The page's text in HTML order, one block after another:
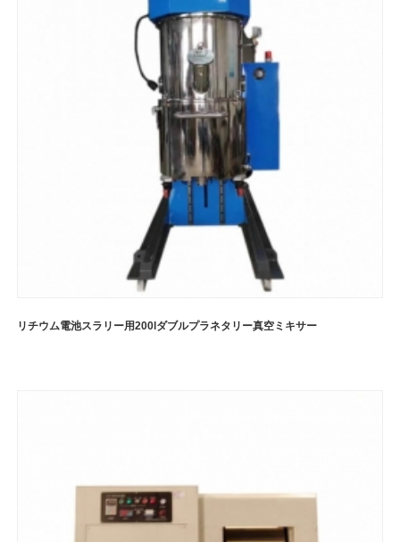
リチウム電池スラリー用200lダブルプラネタリー真空ミキサー